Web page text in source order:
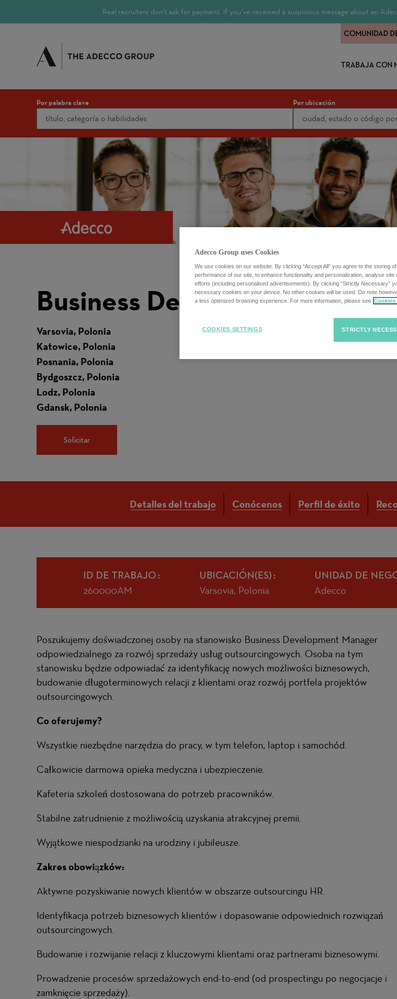
Real recruiters don’t ask for payment. If you’ve received a suspicious message about an
TRABAJA CON
COMUNIDAD
Por palabra clave Por ubicación
Business Development
Varsovia, Polonia
Katowice, Polonia
Posnania, Polonia
Bydgoszcz, Polonia
Lodz, Polonia
Gdansk, Polonia
Solicitar
Detalles del trabajo Conócenos Perfil de éxito
ID DE TRABAJO
260000AM
UBICACIÓN(ES)
Varsovia, Polonia
UNIDAD DE
Adecco
Poszukujemy doświadczonej osoby na stanowisko Business Development Manager
odpowiedzialnego za rozwój sprzedaży usług outsourcingowych. Osoba na tym
stanowisku będzie odpowiadać za identyfikację nowych możliwości biznesowych,
budowanie długoterminowych relacji z klientami oraz rozwój portfela projektów
outsourcingowych.
Co oferujemy?
Wszystkie niezbędne narzędzia do pracy, w tym telefon, laptop i samochód.
Całkowicie darmowa opieka medyczna i ubezpieczenie.
Kafeteria szkoleń dostosowana do potrzeb pracowników.
Stabilne zatrudnienie z możliwością uzyskania atrakcyjnej premii.
Wyjątkowe niespodzianki na urodziny i jubileusze.
Zakres obowiązków:
Aktywne pozyskiwanie nowych klientów w obszarze outsourcingu HR.
Identyfikacja potrzeb biznesowych klientów i dopasowanie odpowiednich rozwiązań
outsourcingowych.
Budowanie i rozwijanie relacji z kluczowymi klientami oraz partnerami biznesowymi.
Prowadzenie procesów sprzedażowych end-to-end (od prospectingu po negocjacje i
zamknięcie sprzedaży).
Adecco Group uses Cookies
We use cookies on our website. By clicking “Accept All” you agree to the storing
performance of our site, to enhance functionality and personalization, analyse
efforts (including personalised advertisements). By clicking “Strictly Necessary”
necessary cookies on your device. No other cookies will be used. Do note
a less optimized browsing experience. For more information, please see Cookies
STRICTLY
COOKIES SETTINGS